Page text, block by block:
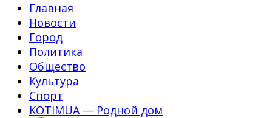
Главная
Новости
Город
Политика
Общество
Культура
Спорт
KOTIMUA — Родной дом